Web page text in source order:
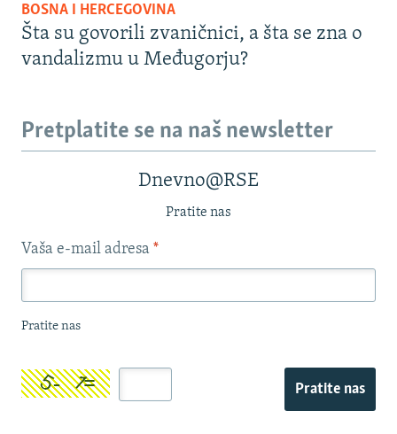
BOSNA I HERCEGOVINA
Šta su govorili zvaničnici, a šta se zna o
vandalizmu u Međugorju?
Pretplatite se na naš newsletter
Dnevno@RSE
Pratite nas
Vaša e-mail adresa *
Pratite nas
Pratite nas